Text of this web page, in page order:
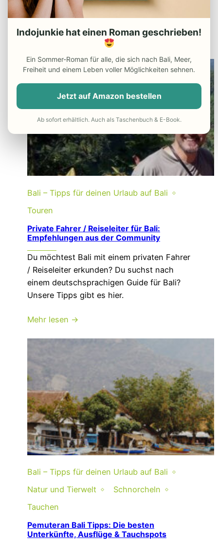
zu erleben – mit kunstvollen Penjor (dem
balinesischen Pendant…
Mehr lesen →
Bali – Tipps für deinen Urlaub auf Bali
Touren
Private Fahrer / Reiseleiter für Bali:
Empfehlungen aus der Community
Du möchtest Bali mit einem privaten Fahrer
/ Reiseleiter erkunden? Du suchst nach
einem deutschsprachigen Guide für Bali?
Unsere Tipps gibt es hier.
Mehr lesen →
Bali – Tipps für deinen Urlaub auf Bali
Natur und Tierwelt
Schnorcheln
Tauchen
Pemuteran Bali Tipps: Die besten
Unterkünfte, Ausflüge & Tauchspots
Indojunkie hat einen Roman geschrieben!
Ein Sommer-Roman für alle, die sich nach Bali, Meer,
Freiheit und einem Leben voller Möglichkeiten sehnen.
Jetzt auf Amazon bestellen
Ab sofort erhältlich. Auch als Taschenbuch & E-Book.